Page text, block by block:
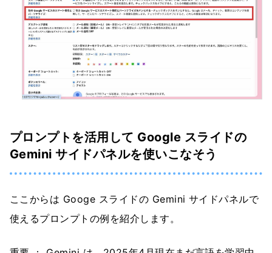
プロンプトを活用して Google スライドの
Gemini サイドパネルを使いこなそう
ここからは Googe スライドの Gemini サイドパネルで
使えるプロンプトの例を紹介します。